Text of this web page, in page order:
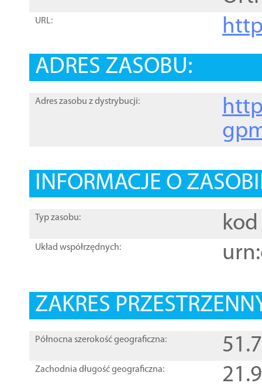
URL:
ADRES ZASOBU:
Adres zasobu z dystrybucji:
INFORMACJE O
Typ zasobu: kod
Układ współrzędnych:
ZAKRES
Północna szerokość geograficzna:
Zachodnia długość geograficzna: